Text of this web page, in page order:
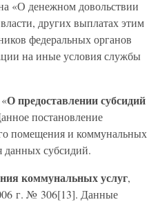
«О денежном довольствии
других выплатах этим
федеральных органов
на иные условия службы
О предоставлении субсидий
постановление
помещения и коммунальных
данных субсидий.
коммунальных услуг,
г. № 306[13]. Данные